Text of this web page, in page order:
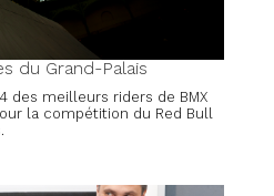
du Grand-Palais
des meilleurs riders de BMX
la compétition du Red Bull